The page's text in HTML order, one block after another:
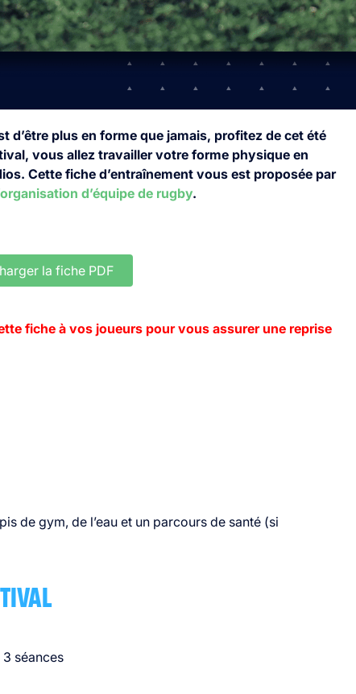
d’être plus en forme que jamais, profitez de cet été
vous allez travailler votre forme physique en
Cette fiche d’entraînement vous est proposée par
d’équipe de rugby.
la fiche PDF
fiche à vos joueurs pour vous assurer une reprise
de gym, de l’eau et un parcours de santé (si
3 séances